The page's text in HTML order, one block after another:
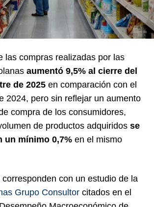
las compras realizadas por las
aumentó 9,5% al cierre del
de 2025 en comparación con el
2024, pero sin reflejar un aumento
compra de los consumidores,
de productos adquiridos se
un mínimo 0,7% en el mismo
con un estudio de la
Grupo Consultor citados en el